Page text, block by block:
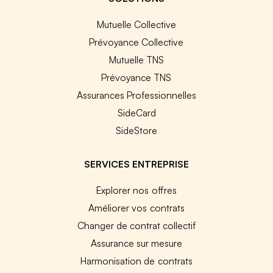
Mutuelle Collective
Prévoyance Collective
Mutuelle TNS
Prévoyance TNS
Assurances Professionnelles
SideCard
SideStore
SERVICES ENTREPRISE
Explorer nos offres
Améliorer vos contrats
Changer de contrat collectif
Assurance sur mesure
Harmonisation de contrats